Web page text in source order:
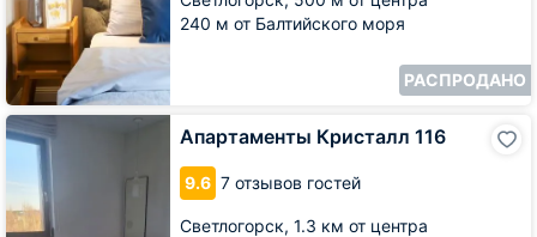
240 м от Балтийского моря
РАСПРОДАНО
Апартаменты Кристалл 116
9.6 7 отзывов гостей
Светлогорск, 1.3 км от центра
Апартаменты
Кристалл